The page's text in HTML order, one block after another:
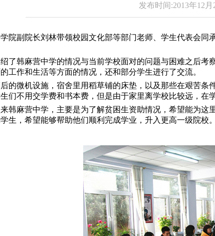
发布时间:2013年12月
院副院长刘林带领校园文化部等部门老师、学生代表会
了韩麻营中学的情况与当前学校面对的问题与困难之后
工作和生活等方面的情况，还和部分学生进行了交流。
的微机设施，宿舍里用稻草铺的床垫，以及那些在艰苦
们不用交学费和书本费，但是由于家里离学校比较远，在
韩麻营中学，主要是为了解贫困生资助情况，希望能为
生，希望能够帮助他们顺利完成学业，升入更高一级院校